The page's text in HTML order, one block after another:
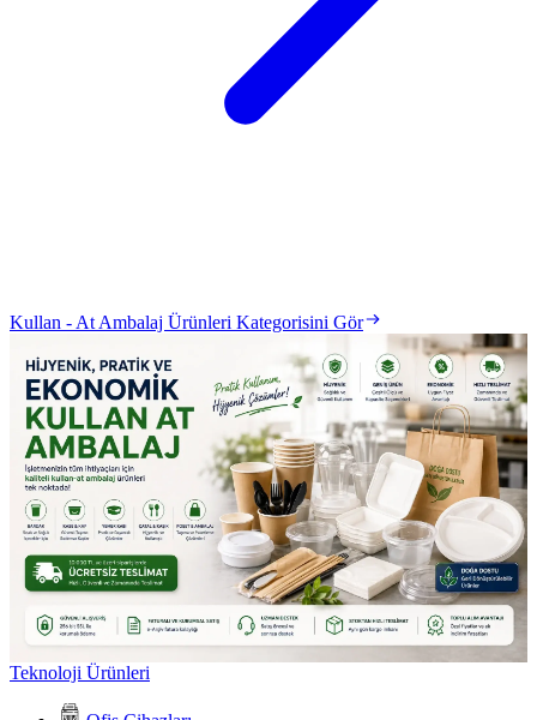
Kullan - At Ambalaj Ürünleri Kategorisini Gör
Teknoloji Ürünleri